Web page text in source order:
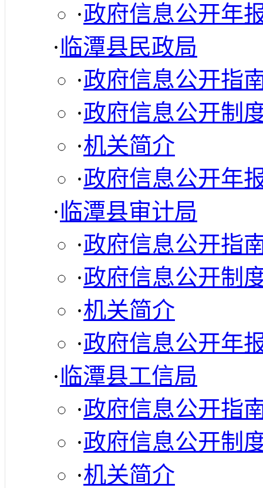
·政府信息公开年
·临潭县民政局
·政府信息公开指
·政府信息公开制
·机关简介
·政府信息公开年
·临潭县审计局
·政府信息公开指
·政府信息公开制
·机关简介
·政府信息公开年
·临潭县工信局
·政府信息公开指
·政府信息公开制
·机关简介